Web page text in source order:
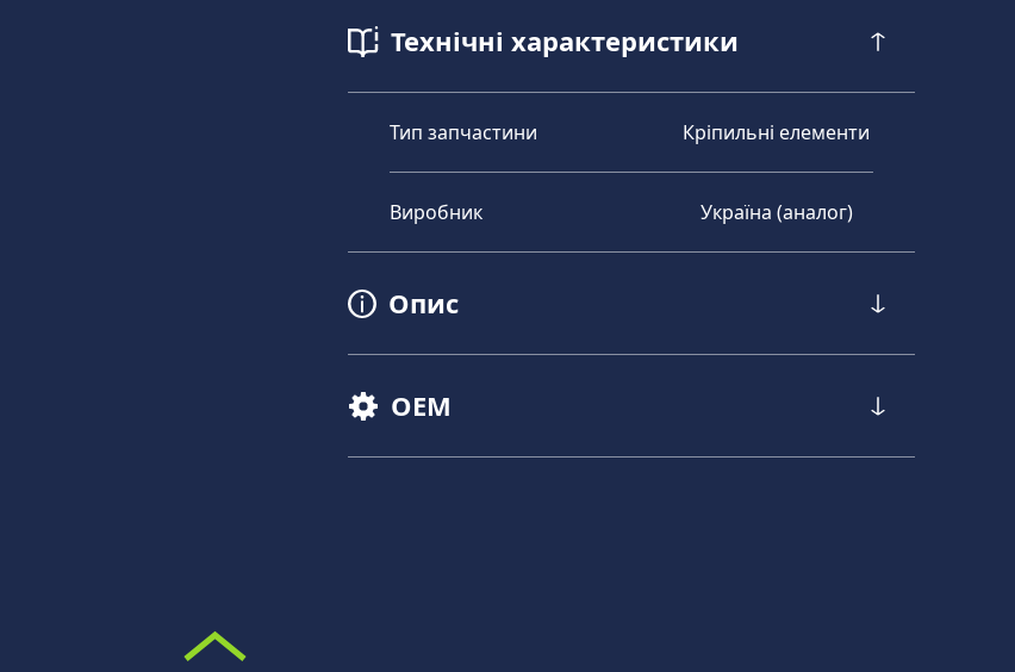
Технічні характеристики
Тип запчастини Кріпильні елементи
Виробник Україна (аналог)
Опис
OEM